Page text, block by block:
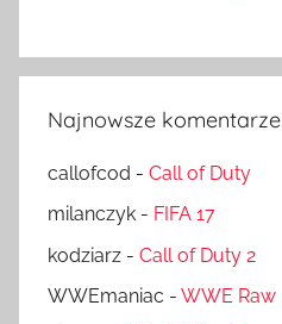
Najnowsze komentarze
callofcod - Call of Duty
milanczyk - FIFA 17
kodziarz - Call of Duty 2
WWEmaniac - WWE Raw